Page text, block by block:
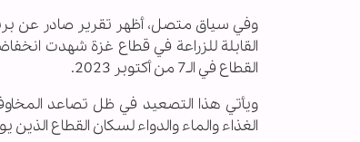
القابلة للزراعة في قطاع غزة شهدت
القطاع في الـ7 من أكتوبر 2023.
ويأتي هذا التصعيد في ظل تصاعد المخاوف
الغذاء والماء والدواء لسكان القطاع